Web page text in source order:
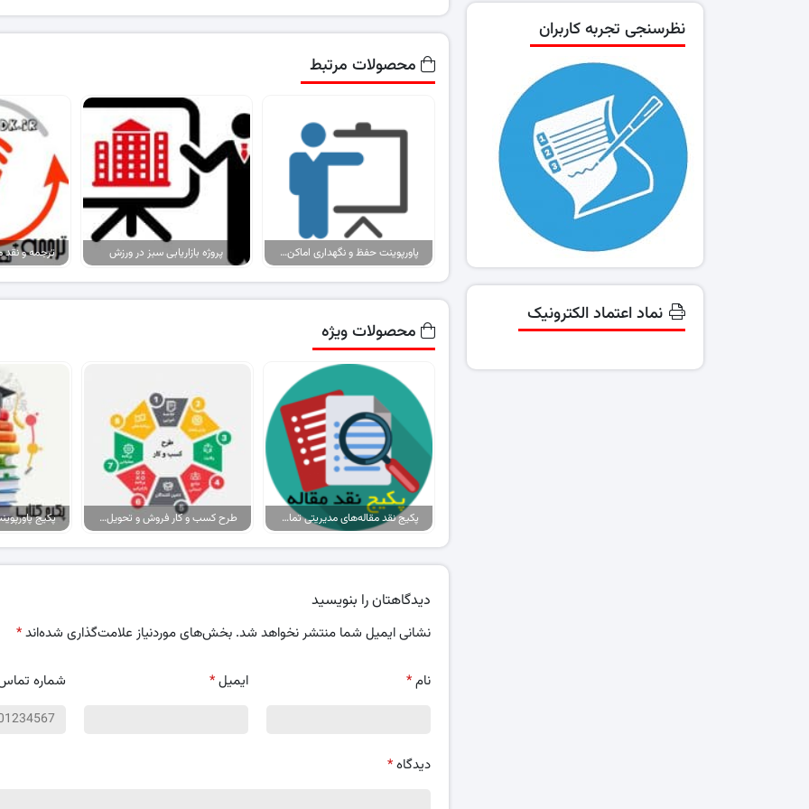
محصولات مرتبط
پاورپوینت حفظ و نگهداری اماکن ورزشی پروژه بازاریابی سبز در ورزش
محصولات ویژه
پکیج نقد مقاله‌های مدیریتی تمام گرایش‌ها طرح کسب و کار فروش و تحویل پیتزا در ایران
دیدگاهتان را بنویسید
نشانی ایمیل شما منتشر نخواهد شد. بخش‌های موردنیاز علامت‌گذاری شده‌اند*
نام* ایمیل* شماره
دیدگاه*
نظرسنجی تجربه کاربران
نماد اعتماد الکترونیک